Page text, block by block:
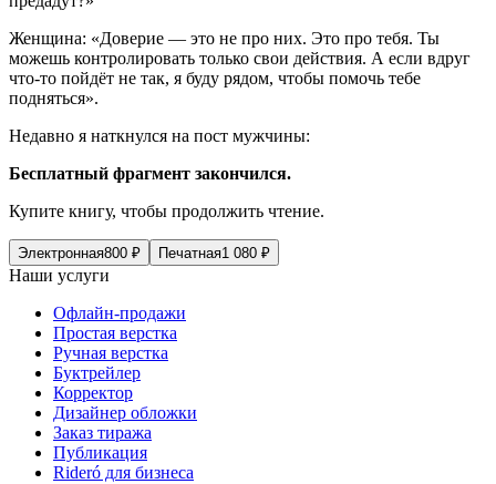
Женщина: «Доверие — это не про них. Это про тебя. Ты
можешь контролировать только свои действия. А если вдруг
что-то пойдёт не так, я буду рядом, чтобы помочь тебе
подняться».
Недавно я наткнулся на пост мужчины:
Бесплатный фрагмент закончился.
Купите книгу, чтобы продолжить чтение.
Электронная800 ₽ Печатная1 080 ₽
Наши услуги
Офлайн-продажи
Простая верстка
Ручная верстка
Буктрейлер
Корректор
Дизайнер обложки
Заказ тиража
Публикация
Rideró для бизнеса